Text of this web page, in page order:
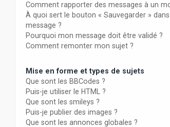
Comment rapporter des messages à un
À quoi sert le bouton « Sauvegarder »
message ?
Pourquoi mon message doit être validé ?
Comment remonter mon sujet ?
Mise en forme et types de sujets
Que sont les BBCodes ?
Puis-je utiliser le HTML ?
Que sont les smileys ?
Puis-je publier des images ?
Que sont les annonces globales ?